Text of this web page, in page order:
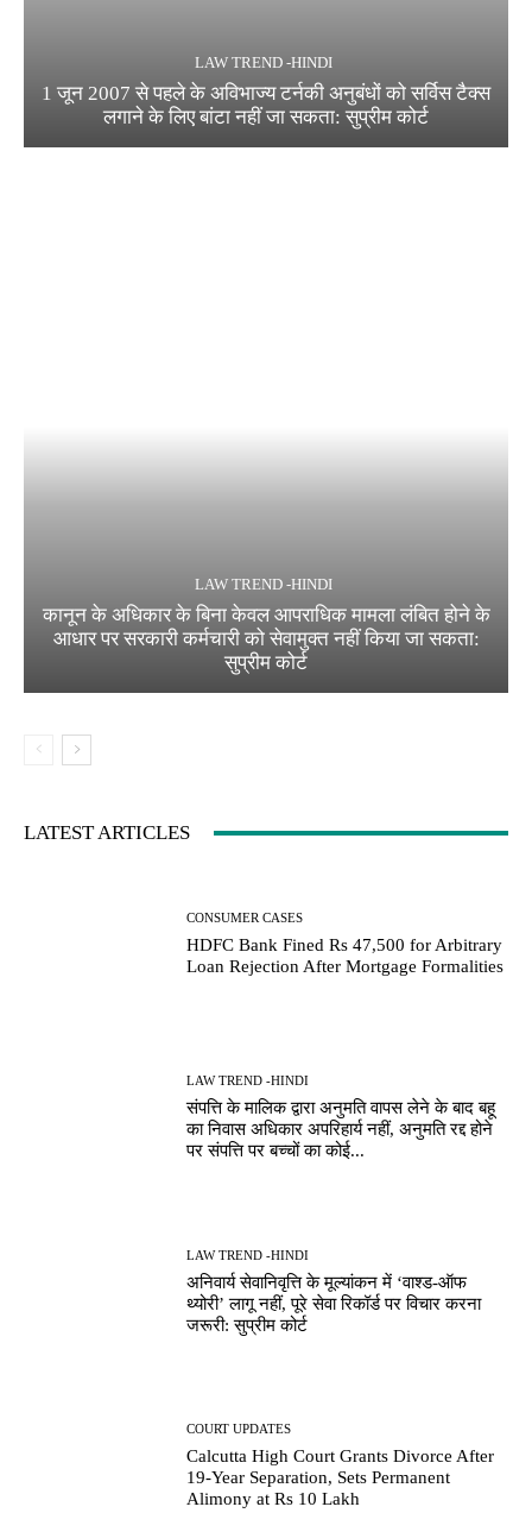
LAW TREND -HINDI
1 जून 2007 से पहले के अविभाज्य टर्नकी अनुबंधों को सर्विस टैक्स
लगाने के लिए बांटा नहीं जा सकता: सुप्रीम कोर्ट
LAW TREND -HINDI
कानून के अधिकार के बिना केवल आपराधिक मामला लंबित होने के
आधार पर सरकारी कर्मचारी को सेवामुक्त नहीं किया जा सकता:
सुप्रीम कोर्ट
LATEST ARTICLES
CONSUMER CASES
HDFC Bank Fined Rs 47,500 for Arbitrary
Loan Rejection After Mortgage Formalities
LAW TREND -HINDI
संपत्ति के मालिक द्वारा अनुमति वापस लेने के बाद बहू
का निवास अधिकार अपरिहार्य नहीं, अनुमति रद्द होने
पर संपत्ति पर बच्चों का कोई...
LAW TREND -HINDI
अनिवार्य सेवानिवृत्ति के मूल्यांकन में ‘वाश्ड-ऑफ
थ्योरी’ लागू नहीं, पूरे सेवा रिकॉर्ड पर विचार करना
जरूरी: सुप्रीम कोर्ट
COURT UPDATES
Calcutta High Court Grants Divorce After
19-Year Separation, Sets Permanent
Alimony at Rs 10 Lakh